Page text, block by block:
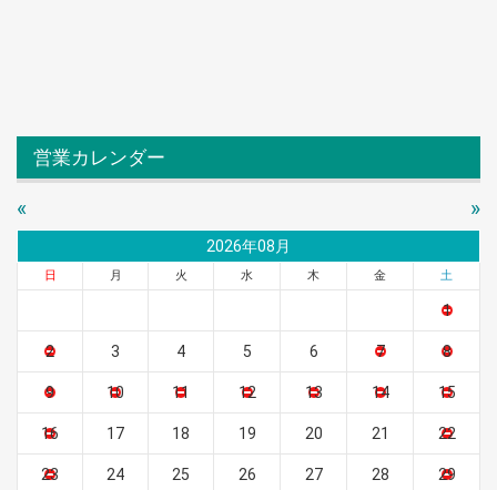
営業カレンダー
« »
2026年08月
日 月 火 水 木 金 土
1
2 3 4 5 6 7 8
9 10 11 12 13 14 15
16 17 18 19 20 21 22
23 24 25 26 27 28 29